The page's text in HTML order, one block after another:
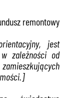
remontowy
jest
zależności od